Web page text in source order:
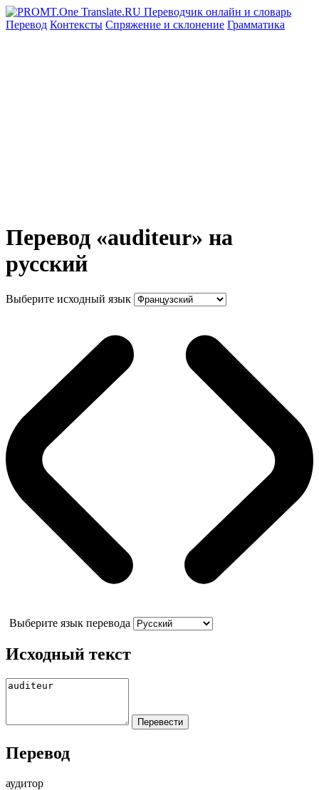
Перевод Контексты Спряжение и склонение Грамматика
Перевод «auditeur» на
русский
Выберите исходный язык
Выберите язык перевода
Исходный текст
Перевод
аудитор